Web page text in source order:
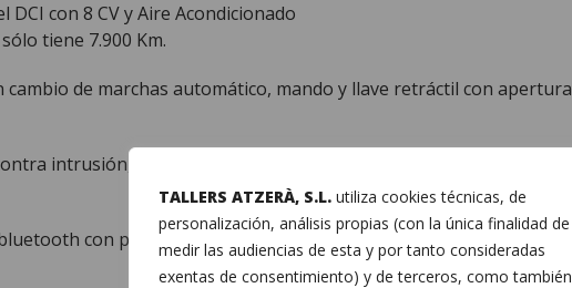
TALLERS ATZERÀ, S.L. utiliza cookies técnicas, de
personalización, análisis propias (con la única finalidad de
medir las audiencias de esta y por tanto consideradas
exentas de consentimiento) y de terceros, como también
con 8 CV y ​​Aire Acondicionado
tiene 7.900 Km.
cambio de marchas automático, mando y llave retráctil con apertura
intrusión, chasis con célula de seguridad y frenos de disco en
con pantalla táctil de 6.2, 4 altavoces y cámara de marcha